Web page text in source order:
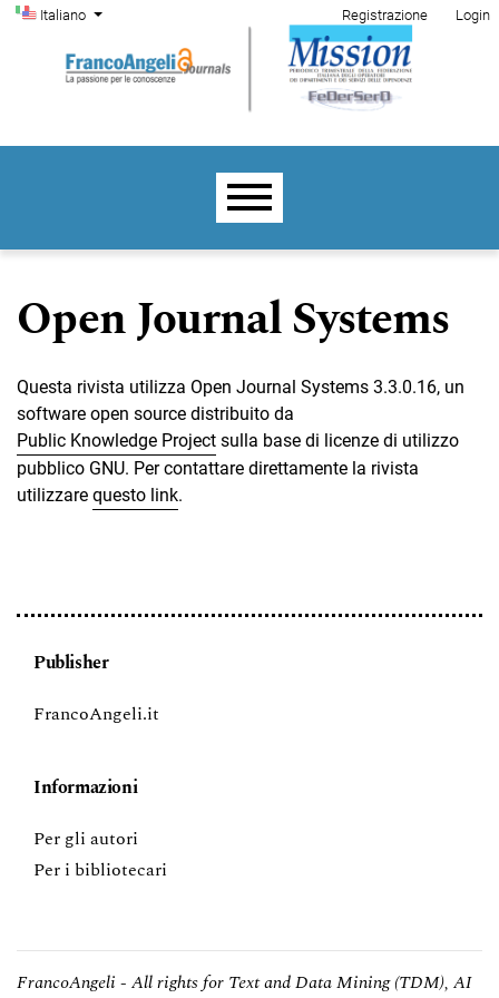
Salta al menu principale di navigazione
Salta al contenuto principale
Salta al piè di pagina del sito
Cambia la lingua. La lingua corrente è:
Italiano
Menu di amministrazione
Registrazione Login
Menu principale
Open Journal Systems
Questa rivista utilizza Open Journal Systems 3.3.0.16, un
software open source distribuito da
Public Knowledge Project sulla base di licenze di utilizzo
pubblico GNU. Per contattare direttamente la rivista
utilizzare questo link.
Publisher
FrancoAngeli.it
Informazioni
Per gli autori
Per i bibliotecari
FrancoAngeli - All rights for Text and Data Mining (TDM), AI